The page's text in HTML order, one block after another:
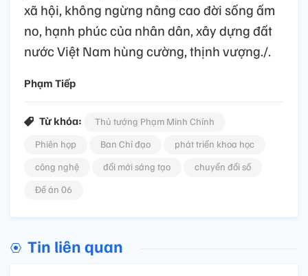
xã hội, không ngừng nâng cao đời sống ấm
no, hạnh phúc của nhân dân, xây dựng đất
nước Việt Nam hùng cường, thịnh vượng./.
Phạm Tiếp
Từ khóa:
Thủ tướng Phạm Minh Chính
Phiên họp
Ban Chỉ đạo
phát triển khoa học
công nghệ
đổi mới sáng tạo
chuyển đổi số
Đề án 06
Tin liên quan